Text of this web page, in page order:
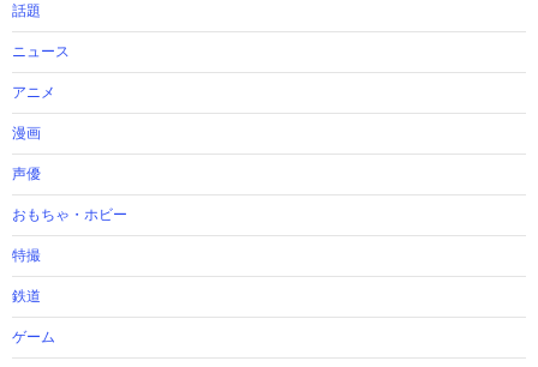
話題
ニュース
アニメ
漫画
声優
おもちゃ・ホビー
特撮
鉄道
ゲーム